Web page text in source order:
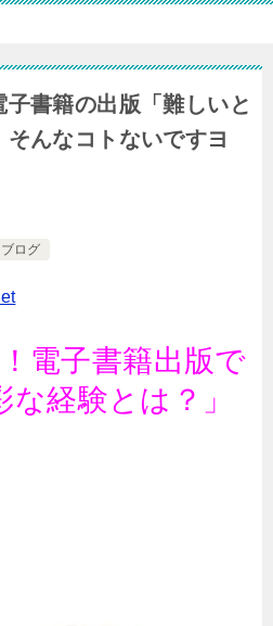
書籍の出版「難しいと
んなコトないですヨ
ブログ
電子書籍出版で
経験とは？」